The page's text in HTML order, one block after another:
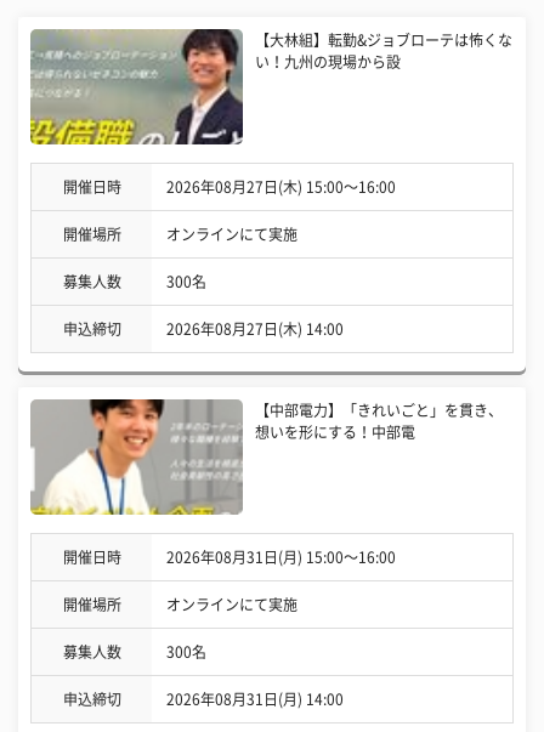
【大林組】転勤&ジョブローテは怖くな
い！九州の現場から設
開催日時 2026年08月27日(木) 15:00〜16:00
開催場所 オンラインにて実施
募集人数 300名
申込締切 2026年08月27日(木) 14:00
【中部電力】「きれいごと」を貫き、
想いを形にする！中部電
開催日時 2026年08月31日(月) 15:00〜16:00
開催場所 オンラインにて実施
募集人数 300名
申込締切 2026年08月31日(月) 14:00